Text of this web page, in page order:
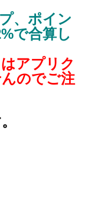
、ポイン
で合算し
アプリク
のでご注